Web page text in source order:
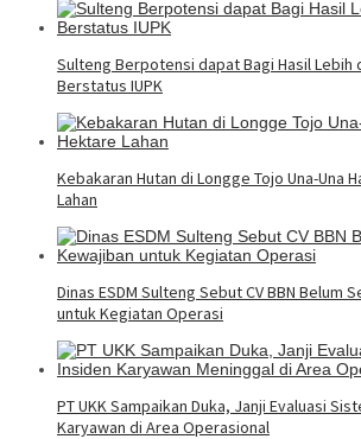
Sulteng Berpotensi dapat Bagi Hasil Lebih
Berstatus IUPK
Kebakaran Hutan di Longge Tojo Una-Una
Lahan
Dinas ESDM Sulteng Sebut CV BBN Belum
untuk Kegiatan Operasi
PT UKK Sampaikan Duka, Janji Evaluasi
Karyawan di Area Operasional